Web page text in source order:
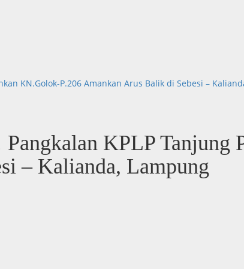
KN.Golok-P.206 Amankan Arus Balik di Sebesi –
KPLP
– Kalianda, Lampung